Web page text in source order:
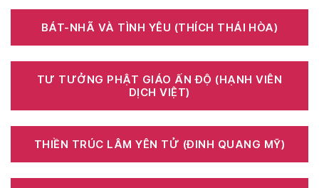
BÁT-NHÃ VÀ TÌNH YÊU (THÍCH THÁI HÒA)
TƯ TƯỞNG PHẬT GIÁO ẤN ĐỘ (HẠNH VIÊN
DỊCH VIỆT)
THIỀN TRÚC LÂM YÊN TỬ (ĐINH QUANG MỸ)